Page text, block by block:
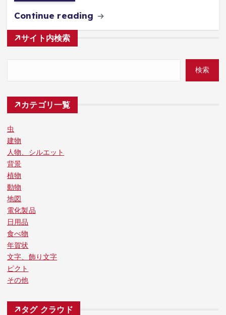
Continue reading
サイト内検索
検索
カテゴリ一覧
虫
建物
人物、シルエット
背景
植物
動物
地図
電化製品
日用品
食べ物
年賀状
文字、飾り文字
ピクト
その他
タグ クラウド